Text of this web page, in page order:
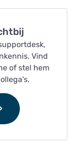
Vind
of stel hem